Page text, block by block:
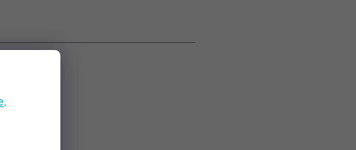
.